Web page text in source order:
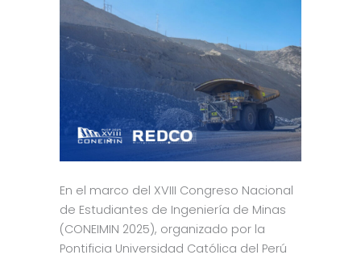
En el marco del XVIII Congreso Nacional
de Estudiantes de Ingeniería de Minas
(CONEIMIN 2025), organizado por la
Pontificia Universidad Católica del Perú